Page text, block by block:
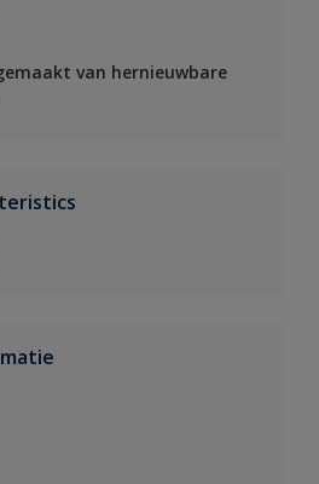
van hernieuwbare